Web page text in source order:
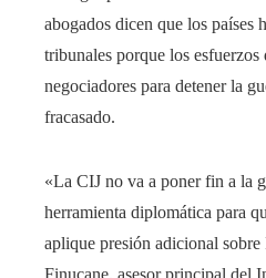
abogados dicen que los países
tribunales porque los
negociadores para detener la
fracasado.
«La CIJ no va a poner fin a la
herramienta diplomática para
aplique presión adicional